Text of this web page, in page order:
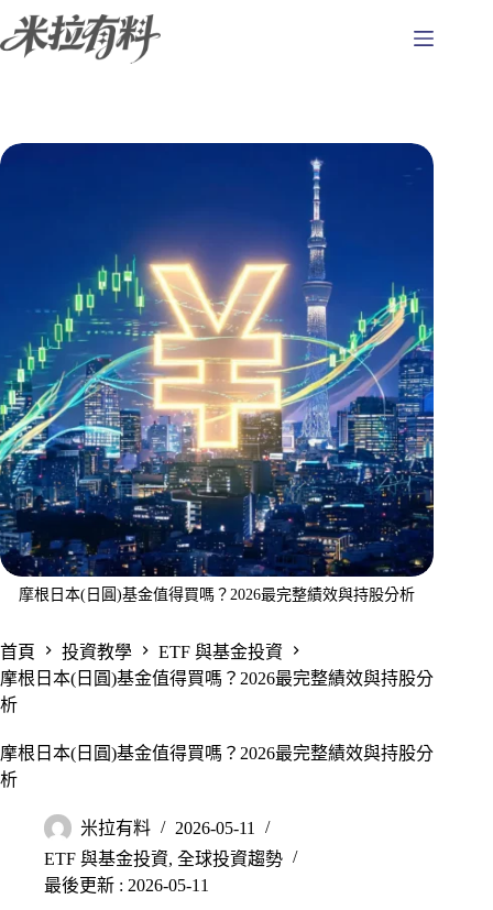
至
容
摩根日本(日圓)基金值得買嗎？2026最完整績效與持股分析
首頁 投資教學
ETF 與基金投資
摩根日本(日圓)基金值得買嗎？2026最完整績效與持股分
析
摩根日本(日圓)基金值得買嗎？2026最完整績效與持股分
析
米拉有料
2026-05-11
ETF 與基金投資, 全球投資趨勢
最後更新 : 2026-05-11